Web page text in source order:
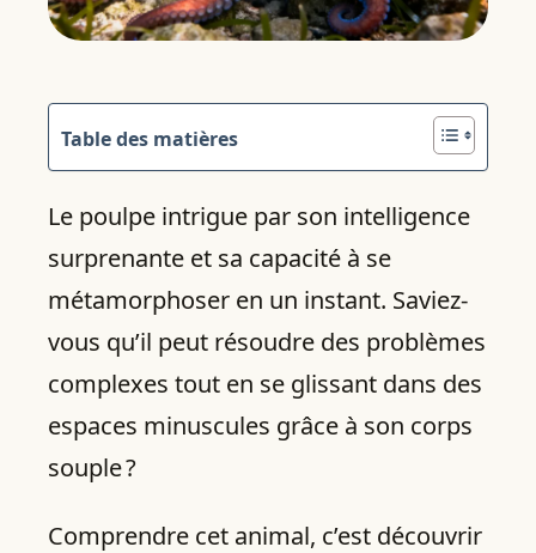
Table des matières
Le poulpe intrigue par son intelligence
surprenante et sa capacité à se
métamorphoser en un instant. Saviez-
vous qu’il peut résoudre des problèmes
complexes tout en se glissant dans des
espaces minuscules grâce à son corps
souple ?
Comprendre cet animal, c’est découvrir